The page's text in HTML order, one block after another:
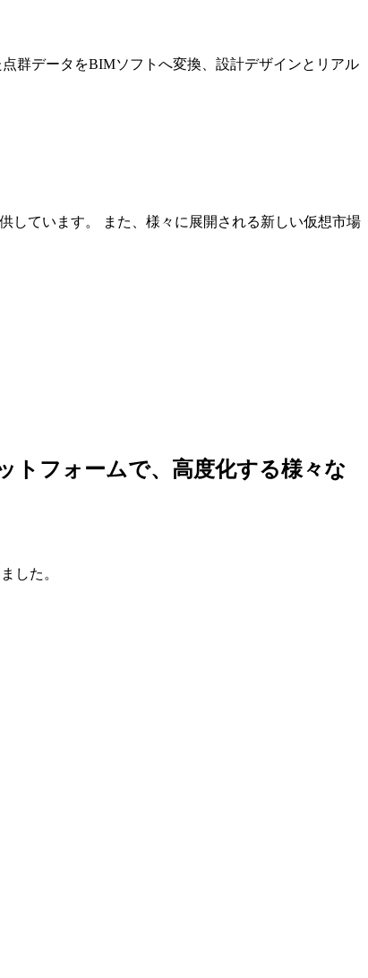
群データをBIMソフトへ変換、設計デザインとリアル
しています。 また、様々に展開される新しい仮想市場
トフォームで、高度化する様々な
した。